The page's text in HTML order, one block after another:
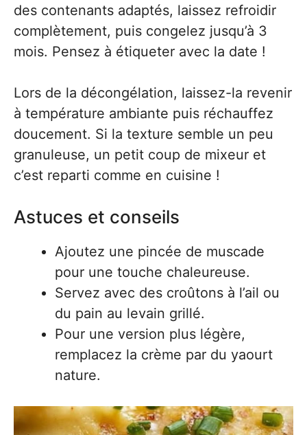
des contenants adaptés, laissez refroidir
complètement, puis congelez jusqu’à 3
mois. Pensez à étiqueter avec la date !
Lors de la décongélation, laissez-la revenir
à température ambiante puis réchauffez
doucement. Si la texture semble un peu
granuleuse, un petit coup de mixeur et
c’est reparti comme en cuisine !
Astuces et conseils
Ajoutez une pincée de muscade
pour une touche chaleureuse.
Servez avec des croûtons à l’ail ou
du pain au levain grillé.
Pour une version plus légère,
remplacez la crème par du yaourt
nature.